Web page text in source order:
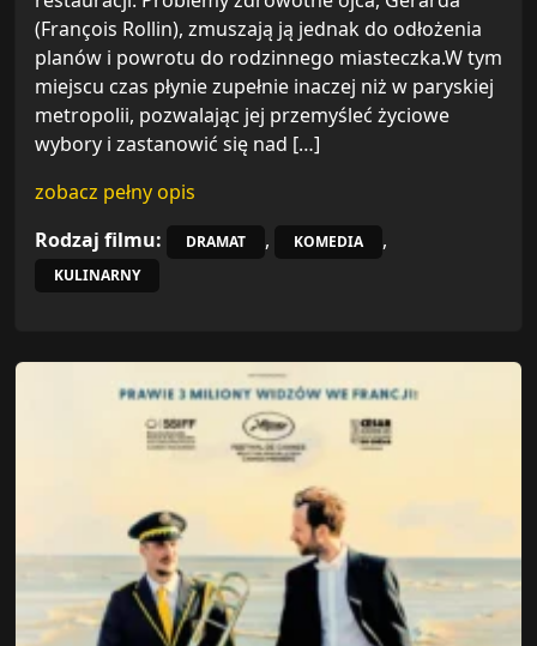
(François Rollin), zmuszają ją jednak do odłożenia
planów i powrotu do rodzinnego miasteczka.W tym
miejscu czas płynie zupełnie inaczej niż w paryskiej
metropolii, pozwalając jej przemyśleć życiowe
wybory i zastanowić się nad […]
zobacz pełny opis
Rodzaj filmu:
DRAMAT , KOMEDIA ,
KULINARNY